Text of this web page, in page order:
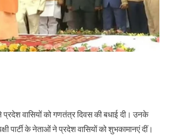
बधाई,
कहा-
यह
दिन
क्षण
प्रदेश वासियों को गणतंत्र दिवस की बधाई दी। उनके
पार्टी के नेताओं ने प्रदेश वासियों को शुभकामानएं दीं।